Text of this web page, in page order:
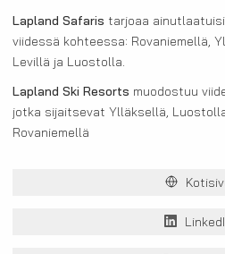
Lapland Safaris tarjoaa
viidessä kohteessa: Rovaniemellä,
Levillä ja Luostolla.
Lapland Ski Resorts muodostuu
jotka sijaitsevat Ylläksellä,
Rovaniemellä